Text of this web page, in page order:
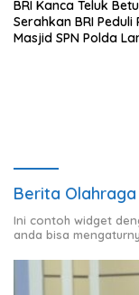
BRI Kanca Teluk
Serahkan BRI Peduli
Masjid SPN Polda
Berita Olahraga
Ini contoh widget
anda bisa